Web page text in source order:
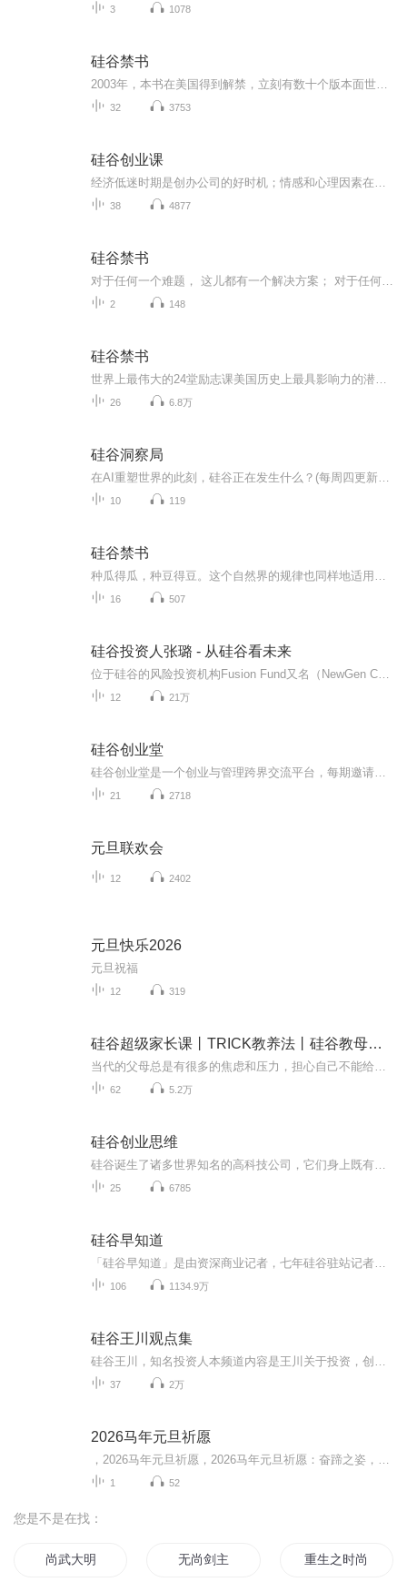
3 1078
硅谷禁书
32 3753
硅谷创业课
38 4877
硅谷禁书
2 148
硅谷禁书
26 6.8万
硅谷洞察局
10 119
硅谷禁书
16 507
硅谷投资人张璐 - 从硅谷看未来
12 21万
硅谷创业堂
21 2718
元旦联欢会
12 2402
元旦快乐2026
元旦祝福
12 319
硅谷超级家长课丨TRICK教养法丨硅谷教母沃西基新
62 5.2万
硅谷创业思维
25 6785
硅谷早知道
106 1134.9万
硅谷王川观点集
37 2万
2026马年元旦祈愿
1 52
您是不是在找：
尚武大明 无尚剑主 重生之时尚女王